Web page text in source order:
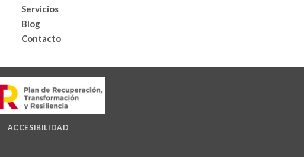
Servicios
Blog
Contacto
ACCESIBILIDAD